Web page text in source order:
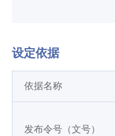
设定依据
依据名称
发布令号（文号）